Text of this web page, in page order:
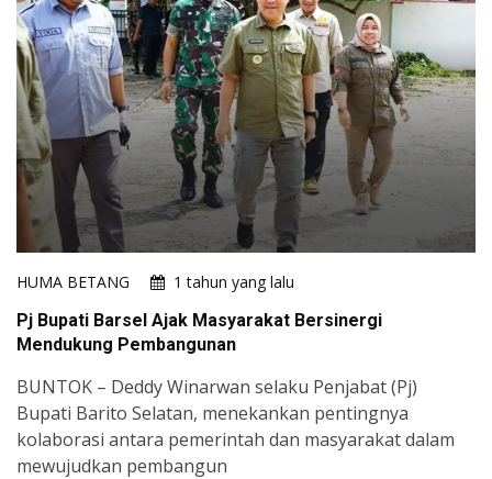
HUMA BETANG
1 tahun yang lalu
Pj Bupati Barsel Ajak Masyarakat Bersinergi
Mendukung Pembangunan
BUNTOK – Deddy Winarwan selaku Penjabat (Pj)
Bupati Barito Selatan, menekankan pentingnya
kolaborasi antara pemerintah dan masyarakat dalam
mewujudkan pembangun